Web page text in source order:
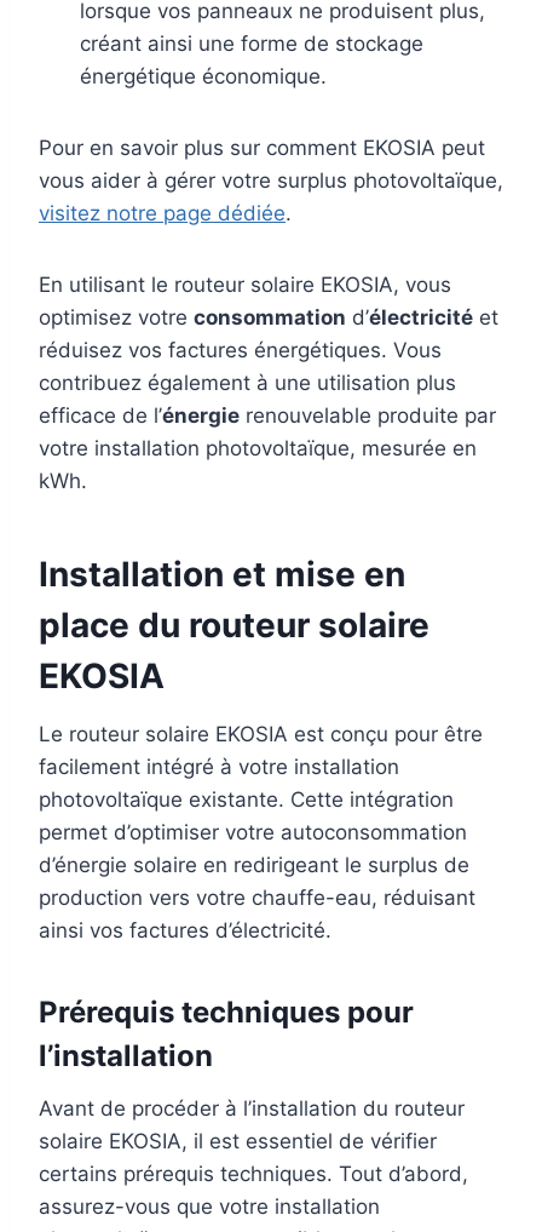
lorsque vos panneaux ne produisent plus,
créant ainsi une forme de stockage
énergétique économique.
Pour en savoir plus sur comment EKOSIA peut
vous aider à gérer votre surplus photovoltaïque,
visitez notre page dédiée.
En utilisant le routeur solaire EKOSIA, vous
optimisez votre consommation d’électricité et
réduisez vos factures énergétiques. Vous
contribuez également à une utilisation plus
efficace de l’énergie renouvelable produite par
votre installation photovoltaïque, mesurée en
kWh.
Installation et mise en
place du routeur solaire
EKOSIA
Le routeur solaire EKOSIA est conçu pour être
facilement intégré à votre installation
photovoltaïque existante. Cette intégration
permet d’optimiser votre autoconsommation
d’énergie solaire en redirigeant le surplus de
production vers votre chauffe-eau, réduisant
ainsi vos factures d’électricité.
Prérequis techniques pour
l’installation
Avant de procéder à l’installation du routeur
solaire EKOSIA, il est essentiel de vérifier
certains prérequis techniques. Tout d’abord,
assurez-vous que votre installation